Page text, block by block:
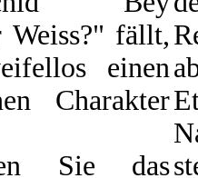
Weiss?" fällt,
einen
Charakter
Sie das